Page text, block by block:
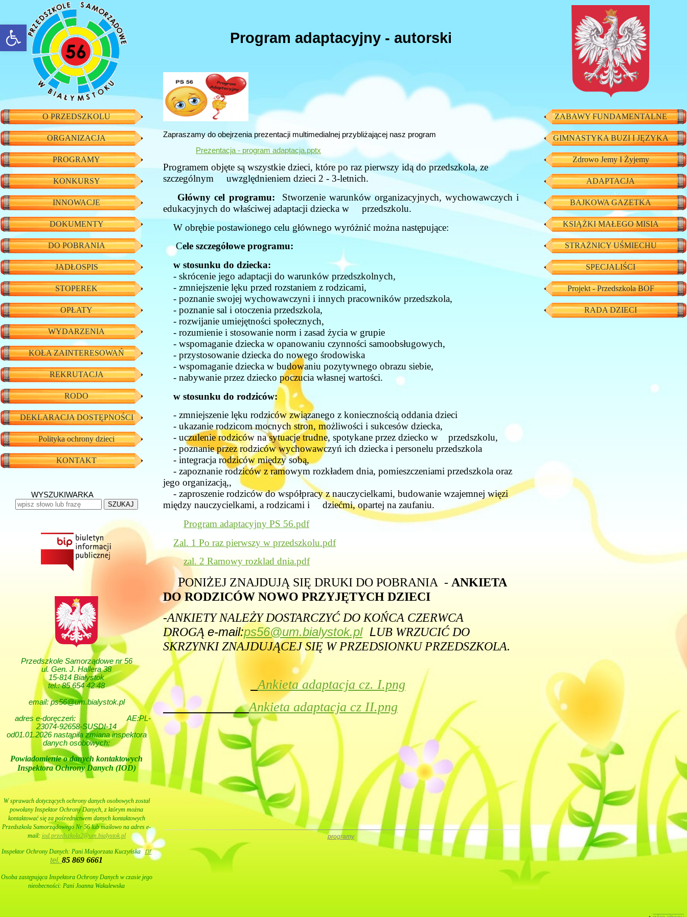
rozwiń/zwiń panel
O PRZEDSZKOLU
ORGANIZACJA
PROGRAMY
KONKURSY
INNOWACJE
DOKUMENTY
DO POBRANIA
JADŁOSPIS
STOPEREK
OPŁATY
WYDARZENIA
KOŁA ZAINTERESOWAŃ
REKRUTACJA
RODO
DEKLARACJA DOSTĘPNOŚCI
Polityka ochrony dzieci
KONTAKT
WYSZUKIWARKA
SZUKAJ
Przedszkole Samorządowe nr 56
ul. Gen. J. Hallera 38
15-814 Białystok
tel.: 85 654 42 48
email: ps56@um.bialystok.pl
adres e-doręczeń:AE:PL-
23074-92658-SUSDI-14
od01.01.2026 nastąpiła zmiana inspektora
danych osobowych:
Powiadomienie o danych kontaktowych
Inspektora Ochrony Danych (IOD)
W sprawach dotyczących ochrony danych osobowych został
powołany Inspektor Ochrony Danych, z którym można
kontaktować się za pośrednictwem danych kontaktowych
Przedszkola Samorządowego Nr 56 lub mailowo na adres e-
mail: iod.przedszkola2@um.bialystok.pl
Inspektor Ochrony Danych: Pani Małgorzata Kuczyńskanr
tel. 85 869 6661
Osoba zastępująca Inspektora Ochrony Danych w czasie jego
nieobecności: Pani Joanna Wakulewska
ZABAWY FUNDAMENTALNE
GIMNASTYKA BUZI I JĘZYKA
Zdrowo Jemy I Żyjemy
ADAPTACJA
BAJKOWA GAZETKA
KSIĄŻKI MAŁEGO MISIA
STRAŻNICY UŚMIECHU
SPECJALIŚCI
Projekt - Przedszkola BOF
RADA DZIECI
Program adaptacyjny - autorski
Zapraszamy do obejrzenia prezentacji multimedialnej przybliżającej nasz program
Prezentacja - program adaptacja.pptx
Programem objęte są wszystkie dzieci, które po raz pierwszy idą do przedszkola, ze
szczególnym uwzględnieniem dzieci 2 - 3-letnich.
Główny cel programu: Stworzenie warunków organizacyjnych, wychowawczych i
edukacyjnych do właściwej adaptacji dziecka w przedszkolu.
W obrębie postawionego celu głównego wyróżnić można następujące:
Cele szczegółowe programu:
w stosunku do dziecka:
- skrócenie jego adaptacji do warunków przedszkolnych,
- zmniejszenie lęku przed rozstaniem z rodzicami,
- poznanie swojej wychowawczyni i innych pracowników przedszkola,
- poznanie sal i otoczenia przedszkola,
- rozwijanie umiejętności społecznych,
- rozumienie i stosowanie norm i zasad życia w grupie
- wspomaganie dziecka w opanowaniu czynności samoobsługowych,
- przystosowanie dziecka do nowego środowiska
- wspomaganie dziecka w budowaniu pozytywnego obrazu siebie,
- nabywanie przez dziecko poczucia własnej wartości.
w stosunku do rodziców:
- zmniejszenie lęku rodziców związanego z koniecznością oddania dzieci
- ukazanie rodzicom mocnych stron, możliwości i sukcesów dziecka,
- uczulenie rodziców na sytuacje trudne, spotykane przez dziecko w przedszkolu,
- poznanie przez rodziców wychowawczyń ich dziecka i personelu przedszkola
- integracja rodziców między sobą,
- zapoznanie rodziców z ramowym rozkładem dnia, pomieszczeniami przedszkola oraz
jego organizacją,,
- zaproszenie rodziców do współpracy z nauczycielkami, budowanie wzajemnej więzi
między nauczycielkami, a rodzicami i dziećmi, opartej na zaufaniu.
Program adaptacyjny PS 56.pdf
Zal. 1 Po raz pierwszy w przedszkolu.pdf
zal. 2 Ramowy rozklad dnia.pdf
PONIŻEJ ZNAJDUJĄ SIĘ DRUKI DO POBRANIA - ANKIETA
DO RODZICÓW NOWO PRZYJĘTYCH DZIECI
-ANKIETY NALEŻY DOSTARCZYĆ DO KOŃCA CZERWCA
DROGĄ e-mail:ps56@um.bialystok.plLUB WRZUCIĆ DO
SKRZYNKI ZNAJDUJĄCEJ SIĘ W PRZEDSIONKU PRZEDSZKOLA.
Ankieta adaptacja cz. I.png
Ankieta adaptacja cz II.png
programy